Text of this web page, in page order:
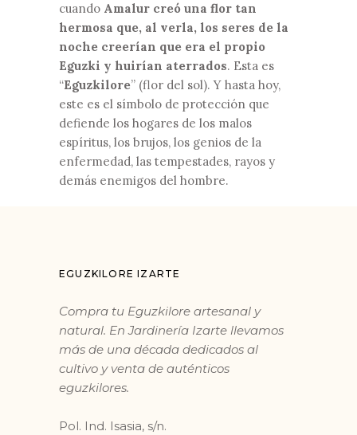
cuando Amalur creó una flor tan
hermosa que, al verla, los seres de la
noche creerían que era el propio
Eguzki y huirían aterrados. Esta es
“Eguzkilore” (flor del sol). Y hasta hoy,
este es el símbolo de protección que
defiende los hogares de los malos
espíritus, los brujos, los genios de la
enfermedad, las tempestades, rayos y
demás enemigos del hombre.
EGUZKILORE IZARTE
Compra tu Eguzkilore artesanal y
natural. En Jardinería Izarte llevamos
más de una década dedicados al
cultivo y venta de auténticos
eguzkilores.
Pol. Ind. Isasia, s/n.